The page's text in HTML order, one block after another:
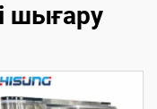
шығару